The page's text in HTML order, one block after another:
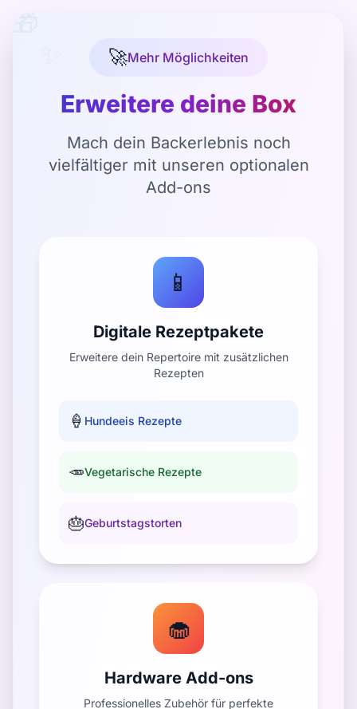
🚀Mehr Möglichkeiten
Erweitere deine Box
Mach dein Backerlebnis noch
vielfältiger mit unseren optionalen
Add-ons
📱
Digitale Rezeptpakete
Erweitere dein Repertoire mit zusätzlichen
Rezepten
🍦 Hundeeis Rezepte
🥕Vegetarische Rezepte
🎂Geburtstagstorten
🧁
Hardware Add-ons
Professionelles Zubehör für perfekte